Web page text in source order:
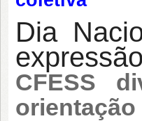
Dia
CFESS
orientação